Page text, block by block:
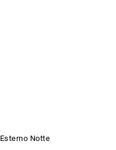
Esterno Notte